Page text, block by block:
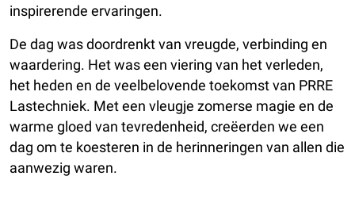
inspirerende ervaringen.
De dag was doordrenkt van vreugde, verbinding en
waardering. Het was een viering van het verleden,
het heden en de veelbelovende toekomst van PRRE
Lastechniek. Met een vleugje zomerse magie en de
warme gloed van tevredenheid, creëerden we een
dag om te koesteren in de herinneringen van allen die
aanwezig waren.